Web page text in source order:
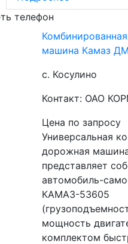
телефон
машина Камаз
с. Косулино
Контакт: ОАО
Цена по запросу
Универсальная
дорожная
представляет
автомобиль-
КАМАЗ-53605
мощность
комплектом